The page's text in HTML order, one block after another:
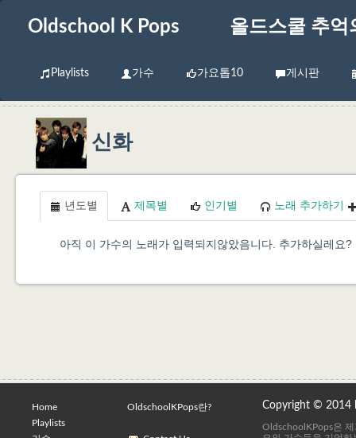
Oldschool K Pops 올드스쿨 추억
Playlists 가수 가요톱10 게시판
신화
년도별 제목별 인기별 노래 추가하기
아직 이 가수의 노래가 입력되지않았음니다. 추가하실레요?
Home
Playlists
OldschoolKPops란? Copyright © 2014
OldschoolKPops은